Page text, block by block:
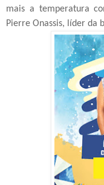
mais a temperatura
Pierre Onassis, líder da